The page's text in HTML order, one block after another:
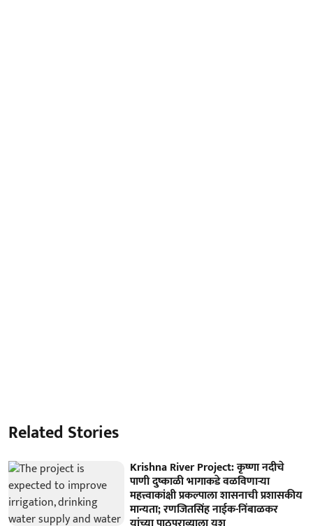
Related Stories
Krishna River Project: कृष्णा नदीचे
पाणी दुष्काळी भागाकडे वळविणाऱ्या
महत्त्वाकांक्षी प्रकल्पाला शासनाची प्रशासकीय
मान्यता; रणजितसिंह नाईक-निंबाळकर